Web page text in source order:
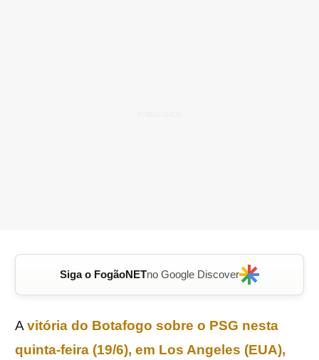
Siga o FogãoNETno Google Discover
Avitória do Botafogo sobre o PSG nesta
quinta-feira (19/6), em Los Angeles (EUA),